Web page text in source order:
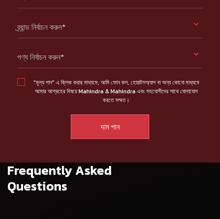
ব্র্যান্ড নির্বাচন করুন*
পণ্য নির্বাচন করুন*
"মূল্য পান" এ ক্লিক করার মাধ্যমে, আমি ফোন কল, হোয়াটসঅ্যাপ বা অন্য কোনো মাধ্যমে
আমার আগ্রহের বিষয়ে Mahindra & Mahindra এবং সহযোগীদের সাথে যোগাযোগ
করতে সম্মত।
Frequently Asked
Questions